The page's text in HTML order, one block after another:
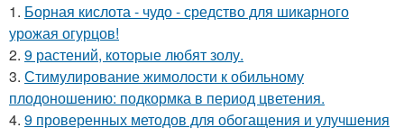
1. Борная кислота - чудо - средство для шикарного
урожая огурцов!
2. 9 растений, которые любят золу.
3. Стимулирование жимолости к обильному
плодоношению: подкормка в период цветения.
4. 9 проверенных методов для обогащения и улучшения